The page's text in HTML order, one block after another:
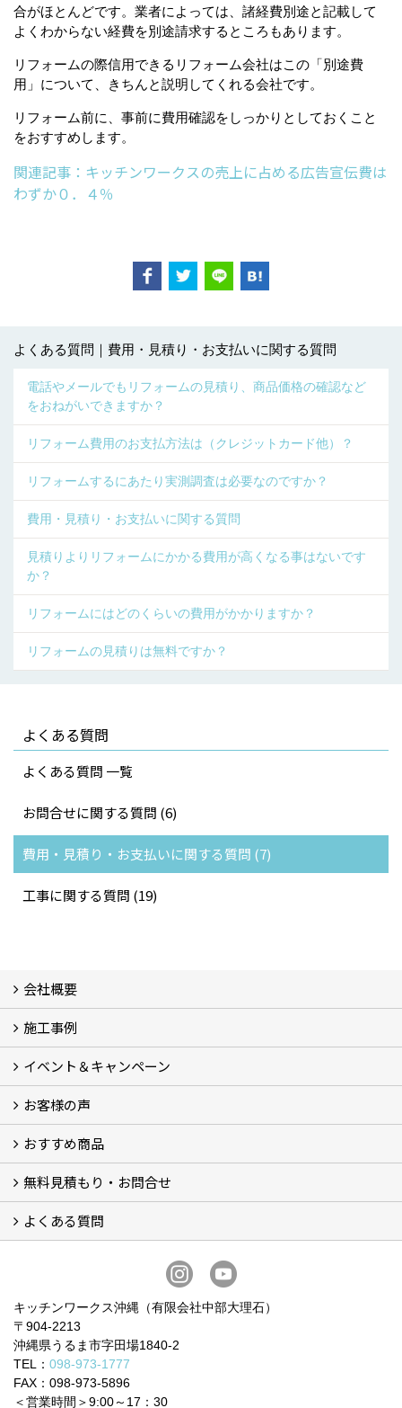
合がほとんどです。業者によっては、諸経費別途と記載して
よくわからない経費を別途請求するところもあります。
リフォームの際信用できるリフォーム会社はこの「別途費
用」について、きちんと説明してくれる会社です。
リフォーム前に、事前に費用確認をしっかりとしておくこと
をおすすめします。
関連記事：キッチンワークスの売上に占める広告宣伝費は
わずか０．４％
よくある質問｜費用・見積り・お支払いに関する質問
電話やメールでもリフォームの見積り、商品価格の確認など
をおねがいできますか？
リフォーム費用のお支払方法は（クレジットカード他）？
リフォームするにあたり実測調査は必要なのですか？
費用・見積り・お支払いに関する質問
見積りよりリフォームにかかる費用が高くなる事はないです
か？
リフォームにはどのくらいの費用がかかりますか？
リフォームの見積りは無料ですか？
よくある質問
よくある質問 一覧
お問合せに関する質問 (6)
費用・見積り・お支払いに関する質問 (7)
工事に関する質問 (19)
会社概要
会社概要 (3)
スタッフ紹介
ブログ
プライバシーポリシー
『安心と信頼』を形にする自社工場
施工事例
施工事例
イベント＆キャンペーン
イベント＆キャンペーン
お客様の声
お客様の声 (34)
おすすめ商品
BOSCHビルトイン食洗機 (6)
BOSCHビルトインIHクッキングヒーター (2)
お買い得！！商品＋交換パック（費用コミコミ） (12)
システムキッチン (5)
洗面化粧台 (4)
トイレ (9)
ビルトイン食器洗い乾燥機 (3)
ガスコンロ・IHヒーター
無料見積もり・お問合せ
フォームで問い合わせる
LINEで概算見積り
電話で相談
無料現地調査をご希望の方
よくある質問
お問合せに関する質問 (6)
費用・見積り・お支払いに関する質問 (7)
キッチンワークス沖縄（有限会社中部大理石）
〒904-2213
沖縄県うるま市字田場1840-2
TEL： 098-973-1777
FAX：098-973-5896
＜営業時間＞9:00～17：30